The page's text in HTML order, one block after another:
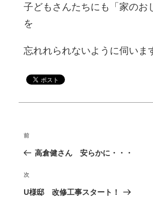
子どもさんたちにも「家のお
を
忘れれられないように伺いま
投
ナ
ビ
ゲ
過
去
投
稿
前
高倉健さん 安らかに・・・
次
の
次
U様邸 改修工事スタート！